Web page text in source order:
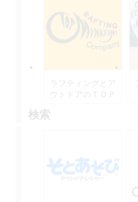
ラフティングとア
ウトドアのＴＯＰ
検索